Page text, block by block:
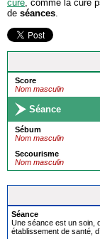
Score
Nom masculin
Séance
Sébum
Nom masculin
Secourisme
Nom masculin
Séance
Une séance est un soin,
établissement de santé,
cure, comme la cure
de séances.